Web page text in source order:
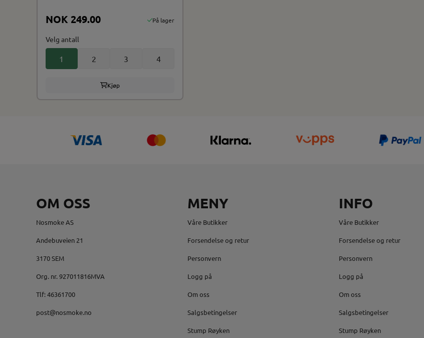
NOK 249.00 På lager
Velg antall
1 2 3 4
Kjøp
OM OSS
Nosmoke AS
Andebuveien 21
3170 SEM
Org. nr. 927011816MVA
Tlf:46361700
post@nosmoke.no
MENY
Våre Butikker
Forsendelse og retur
Personvern
Logg på
Om oss
Salgsbetingelser
Stump Røyken
INFO
Våre Butikker
Forsendelse og retur
Personvern
Logg på
Om oss
Salgsbetingelser
Stump Røyken